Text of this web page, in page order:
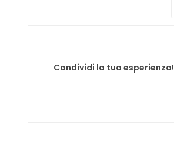
Condividi la tua esperienza!